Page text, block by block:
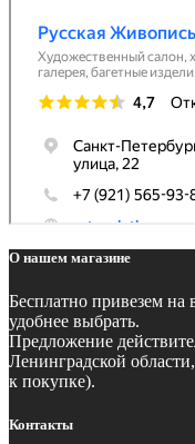
О нашем магазине
Бесплатно привезем на
удобнее выбрать.
Предложение
Ленинградской
к покупке).
Контакты